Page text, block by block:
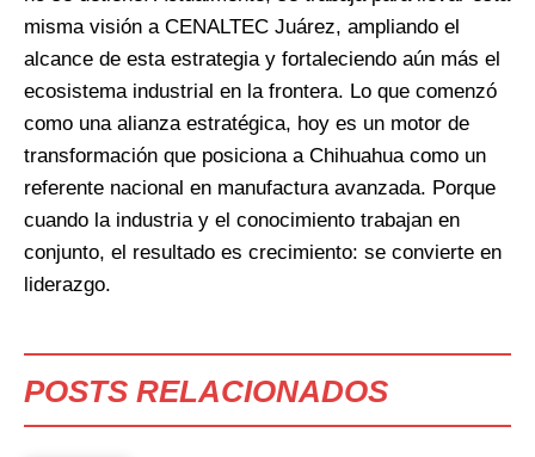
misma visión a CENALTEC Juárez, ampliando el
alcance de esta estrategia y fortaleciendo aún más el
ecosistema industrial en la frontera. Lo que comenzó
como una alianza estratégica, hoy es un motor de
transformación que posiciona a Chihuahua como un
referente nacional en manufactura avanzada. Porque
cuando la industria y el conocimiento trabajan en
conjunto, el resultado es crecimiento: se convierte en
liderazgo.
POSTS RELACIONADOS